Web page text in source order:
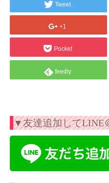
Tweet
+1
Pocket
feedly
▼友達追加してLINE